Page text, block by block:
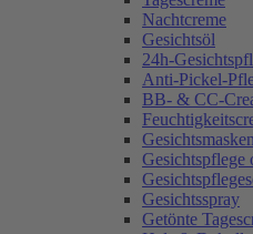
Nachtcreme
Gesichtsöl
24h-
Anti-Pickel-
BB- & CC-
Gesichtsmasken
Gesichtspflege
Gesichtsspray
Getönte